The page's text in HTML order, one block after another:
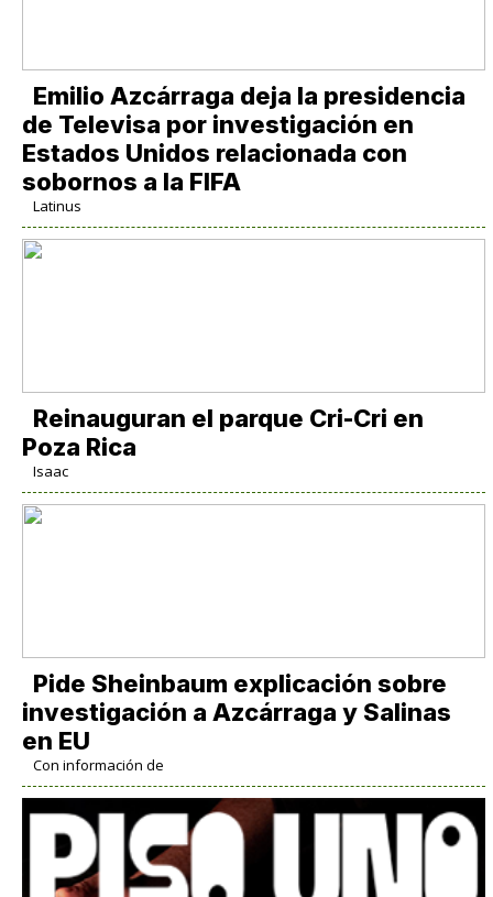
Emilio Azcárraga deja la presidencia
de Televisa por investigación en
Estados Unidos relacionada con
sobornos a la FIFA
Latinus
Reinauguran el parque Cri-Cri en
Poza Rica
Isaac
Pide Sheinbaum explicación sobre
investigación a Azcárraga y Salinas
en EU
Con información de